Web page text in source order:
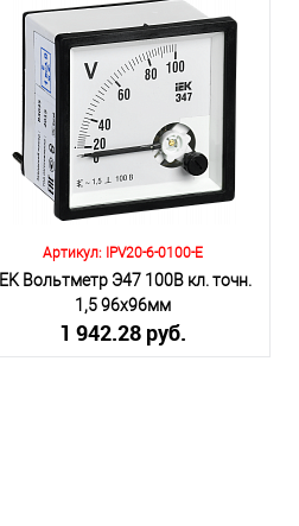
Количество:
В корзину
К сравнению
В избранное
Под заказ
Артикул: IPV20-6-0100-E
IEK Вольтметр Э47 100В кл. точн.
1,5 96х96мм
1 942.28 руб.